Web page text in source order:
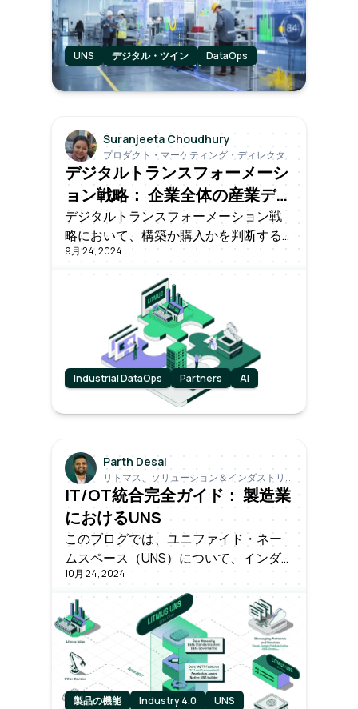
UNS デジタル・ツイン DataOps
Suranjeeta Choudhury
プロダクト・マーケティング・ディレクタ
ー
デジタルトランスフォーメーシ
ョン戦略： 企業全体の産業デー
タ運用を再考する (1)
デジタルトランスフォーメーション戦
略において、構築か購入かを判断する
ことは極めて重要です。イノベーショ
ンと現実主義のバランスを取り、長期
的な目標に沿いながら成長を促進する
選択をすることが重要です。十分な情
報を得た上で、主導権を握る選択をし
ましょう。
9月 24, 2024
Industrial DataOps Partners AI
Parth Desai
リトマス、ソリューション＆インダストリ
アル・ディレクター／ファウンディング・
エンジニア
IT/OT統合完全ガイド： 製造業
におけるUNS
このブログでは、ユニファイド・ネー
ムスペース（UNS）について、インダ
ストリアル・データ・ジャーニーとい
う切り口で掘り下げていく。
10月 24, 2024
製品の機能 Industry 4.0 UNS